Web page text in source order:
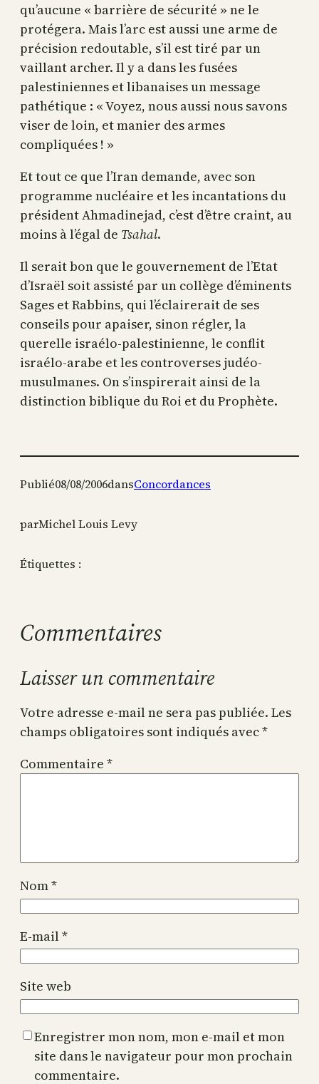
qu’aucune « barrière de sécurité » ne le
protégera. Mais l’arc est aussi une arme de
précision redoutable, s’il est tiré par un
vaillant archer. Il y a dans les fusées
palestiniennes et libanaises un message
pathétique : « Voyez, nous aussi nous savons
viser de loin, et manier des armes
compliquées ! »
Et tout ce que l’Iran demande, avec son
programme nucléaire et les incantations du
président Ahmadinejad, c’est d’être craint, au
moins à l’égal de Tsahal.
Il serait bon que le gouvernement de l’Etat
d’Israël soit assisté par un collège d’éminents
Sages et Rabbins, qui l’éclairerait de ses
conseils pour apaiser, sinon régler, la
querelle israélo-palestinienne, le conflit
israélo-arabe et les controverses judéo-
musulmanes. On s’inspirerait ainsi de la
distinction biblique du Roi et du Prophète.
Publié08/08/2006dansConcordances
parMichel Louis Levy
Étiquettes :
Commentaires
Laisser un commentaire
Votre adresse e-mail ne sera pas publiée. Les
champs obligatoires sont indiqués avec*
Commentaire *
Nom*
E-mail*
Site web
Enregistrer mon nom, mon e-mail et mon
site dans le navigateur pour mon prochain
commentaire.